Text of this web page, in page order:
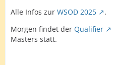
Alle Infos zur WSOD 2025
.
Morgen findet der Qualifier
Masters statt.